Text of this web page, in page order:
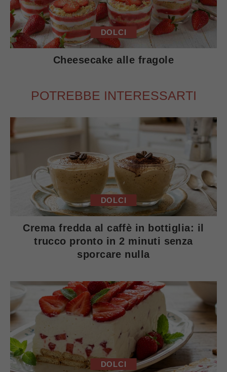
DOLCI
Cheesecake alle fragole
POTREBBE INTERESSARTI
DOLCI
Crema fredda al caffè in bottiglia: il
trucco pronto in 2 minuti senza
sporcare nulla
DOLCI